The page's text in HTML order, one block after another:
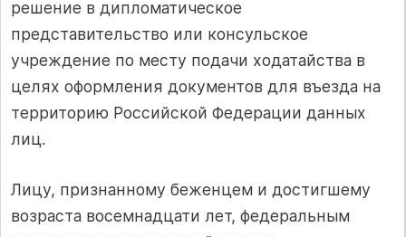
решение в дипломатическое
представительство или консульское
учреждение по месту подачи ходатайства в
целях оформления документов для въезда на
территорию Российской Федерации данных
лиц.
Лицу, признанному беженцем и достигшему
возраста восемнадцати лет, федеральным